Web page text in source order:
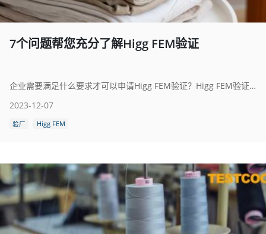
7个问题帮您充分了解Higg FEM验证
企业需要满足什么要求才可以申请Higg FEM验证？Higg FEM验证机构有哪些？Higg FEM验证流程是什么？
2023-12-07
验厂 Higg FEM